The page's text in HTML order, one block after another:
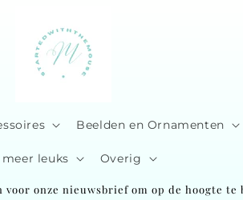
Beelden en Ornamenten
leuks Overig
onze nieuwsbrief om op de hoogte te